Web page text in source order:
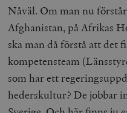
Nåväl. Om man nu
Afghanistan, på Afrikas
ska man då förstå att det
kompetensteam
som har ett
hederskultur? De jobbar